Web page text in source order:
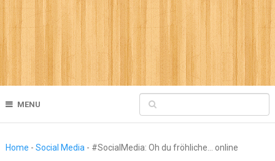
MENU
Home - Social Media - #SocialMedia: Oh du fröhliche… online